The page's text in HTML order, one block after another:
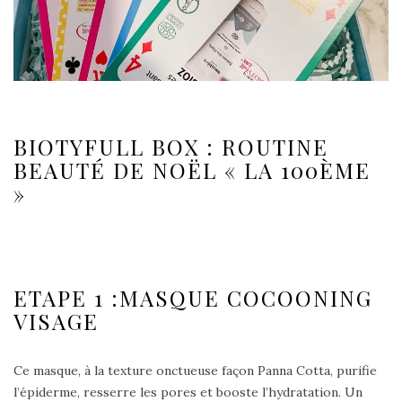
BIOTYFULL BOX : ROUTINE
BEAUTÉ DE NOËL « LA 100ÈME
»
ETAPE 1 :MASQUE COCOONING
VISAGE
Ce masque, à la texture onctueuse façon Panna Cotta, purifie
l’épiderme, resserre les pores et booste l’hydratation. Un